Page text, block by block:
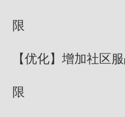
限
【优化】增加社区
限